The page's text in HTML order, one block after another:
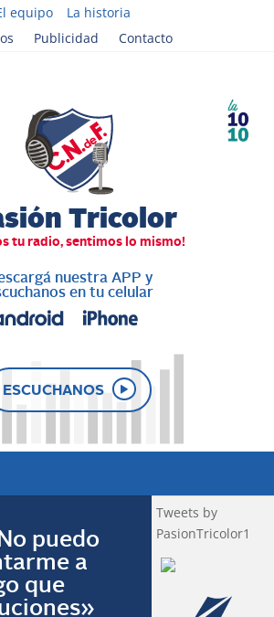
equipo
La historia
Publicidad Contacto
nuestra APP y
en tu celular
ESCUCHANOS
puedo
a
que
Tweets by
PasionTricolor1